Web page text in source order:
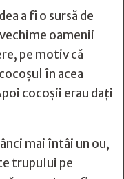
a fi o sursă de
oamenii
pe motiv că
în acea
cocoşii erau daţi
mai întâi un ou,
trupului pe